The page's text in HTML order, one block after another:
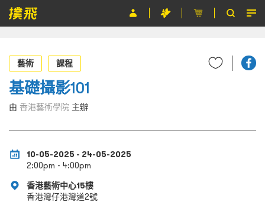
主辦單位
關於撲飛
EN
藝術 課程
基礎攝影101
由 香港藝術學院 主辦
10-05-2025 - 24-05-2025
2:00pm - 4:00pm
香港藝術中心15樓
香港灣仔港灣道2號